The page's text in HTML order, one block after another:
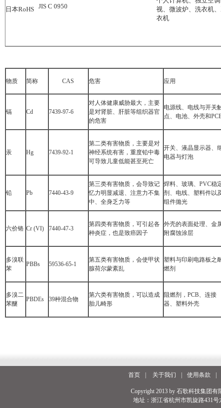
日本RoHS JIS C 0950
视、微波炉、洗衣机
衣机
物质 简称 CAS 危害 应用
镉 Cd 7439-97-6
对人体健康威胁最大，主要
是对肾脏、肝脏等组织器官
的危害
电源线、电线与开关
点、电池、外壳和
汞 Hg 7439-92-1
第二类有害物质，主要是对
神经系统有害，重度铅中毒
可导致儿童低能甚至死亡
开关、液晶显示器、
电器与灯泡
铅 Pb 7440-43-9
第三类有害物质，会导致记
忆力明显减退、注意力不集
中、全身乏力等
焊料、玻璃、PVC稳
剂、电线、塑料件以
组件拋光
六价铬 Cr (VI) 7440-47-3
第四类有害物质，可引起各
种炎症，也是致癌因子
外壳的表面处理、金
附腐蚀涂层
多溴联
苯
PBBs 59536-65-1
第五类有害物质，会使甲状
腺荷尔蒙紊乱
塑料与印刷电路板之
燃剂
多溴二
苯醚
PBDEs 39种混合物
第六类有害物质，可以造成
胎儿畸形
阻燃剂，PCB、连接
器、塑料外壳
首页 关于我们 使用条款
Copyright 2013 by 石歌科技集团
地址：浙江省杭州市凯旋路431号